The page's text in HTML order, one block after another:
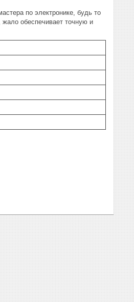
по электронике, будь то
жало обеспечивает точную и